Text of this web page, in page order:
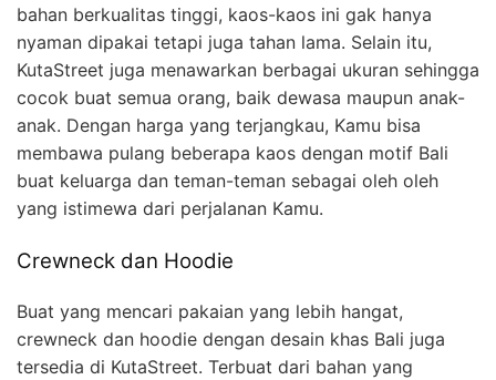
bahan berkualitas tinggi, kaos-kaos ini gak hanya
nyaman dipakai tetapi juga tahan lama. Selain itu,
KutaStreet juga menawarkan berbagai ukuran sehingga
cocok buat semua orang, baik dewasa maupun anak-
anak. Dengan harga yang terjangkau, Kamu bisa
membawa pulang beberapa kaos dengan motif Bali
buat keluarga dan teman-teman sebagai oleh oleh
yang istimewa dari perjalanan Kamu.
Crewneck dan Hoodie
Buat yang mencari pakaian yang lebih hangat,
crewneck dan hoodie dengan desain khas Bali juga
tersedia di KutaStreet. Terbuat dari bahan yang